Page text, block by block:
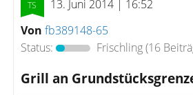
13. Juni 2014 | 16:52
Von fb389148-65
Status:
Frischling(16
Grill an